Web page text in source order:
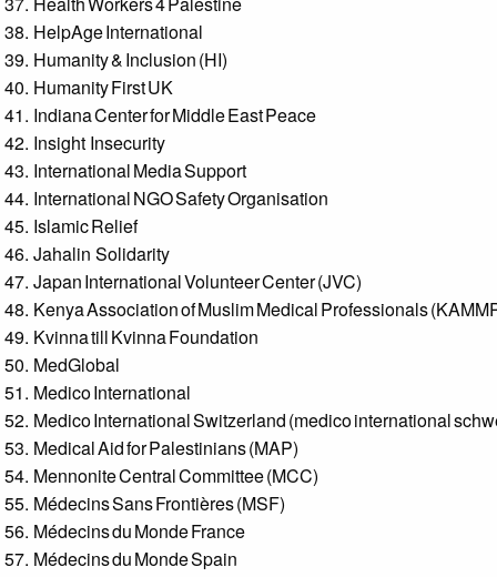
HelpAge International
Humanity & Inclusion (HI)
Humanity First UK
Indiana Center for Middle East Peace
Insight Insecurity
International Media Support
International NGO Safety Organisation
Islamic Relief
Jahalin Solidarity
Japan International Volunteer Center (JVC)
Kenya Association of Muslim Medical Professionals
Kvinna till Kvinna Foundation
MedGlobal
Medico International
Medico International Switzerland (medico international
Medical Aid for Palestinians (MAP)
Mennonite Central Committee (MCC)
Médecins Sans Frontières (MSF)
Médecins du Monde France
Médecins du Monde Spain